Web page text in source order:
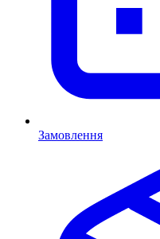
Замовлення